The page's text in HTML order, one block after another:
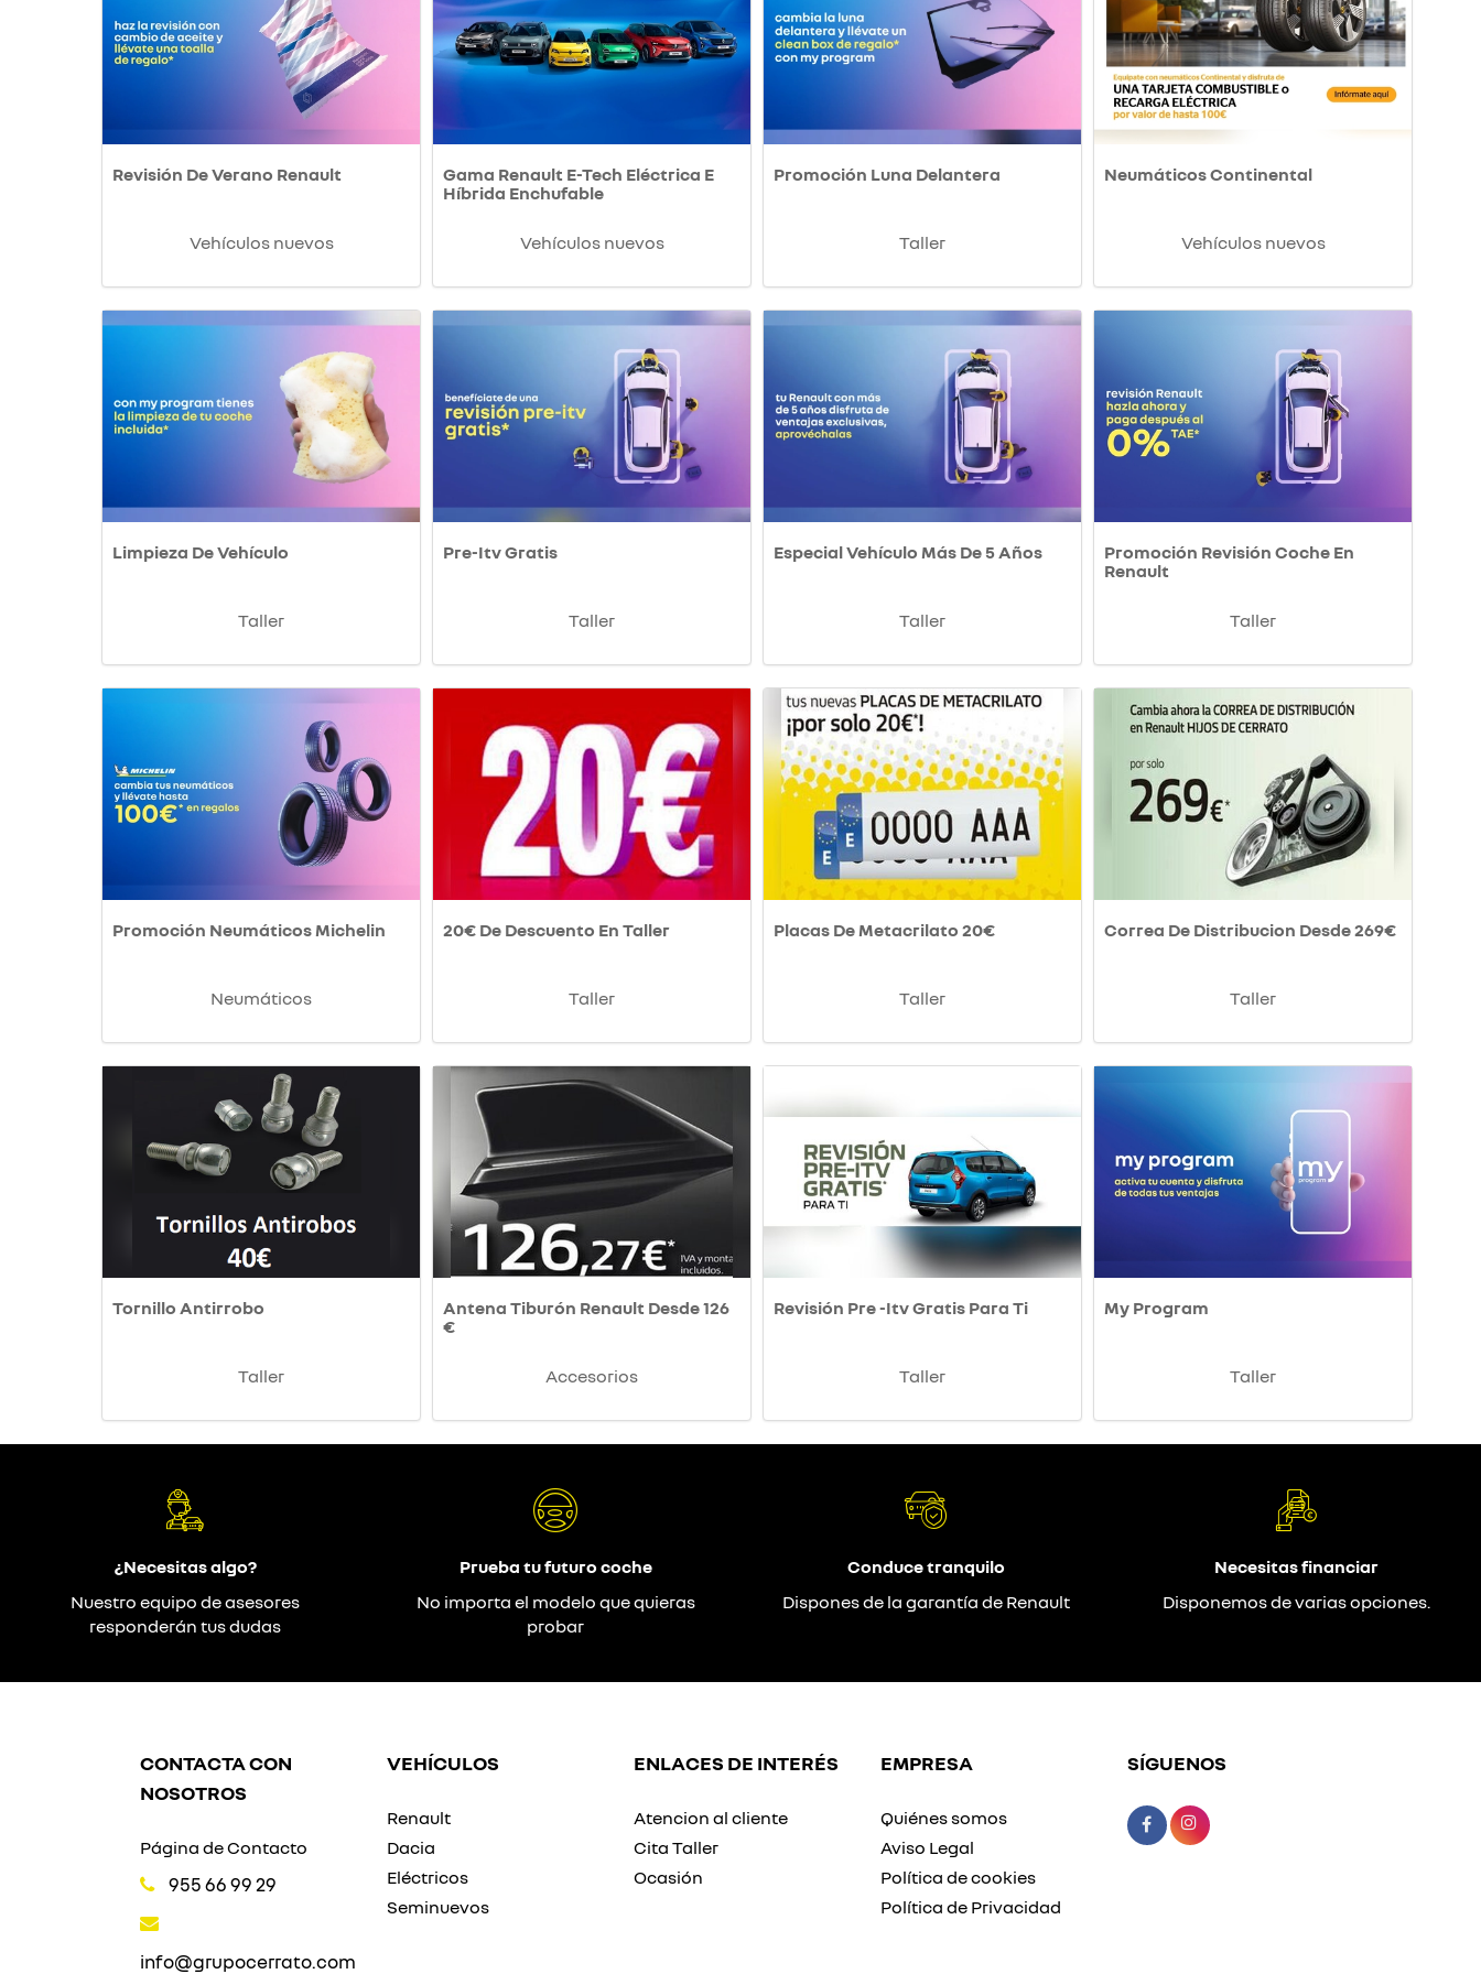
Revisión De Verano Renault
Vehículos nuevos
Gama Renault E-Tech Eléctrica E
Híbrida Enchufable
Vehículos nuevos
Promoción Luna Delantera
Taller
Neumáticos Continental
Vehículos nuevos
Limpieza De Vehículo
Taller
Pre-Itv Gratis
Taller
Especial Vehículo Más De 5 Años
Taller
Promoción Revisión Coche En
Renault
Taller
Promoción Neumáticos Michelin
Neumáticos
20€ De Descuento En Taller
Taller
Placas De Metacrilato 20€
Taller
Correa De Distribucion Desde 269€
Taller
Tornillo Antirrobo
Taller
Antena Tiburón Renault Desde 126
€
Accesorios
Revisión Pre -Itv Gratis Para Ti
Taller
My Program
Taller
¿Necesitas algo?
Nuestro equipo de asesores
responderán tus dudas
Prueba tu futuro coche
No importa el modelo que quieras
probar
Conduce tranquilo
Dispones de la garantía de Renault
Necesitas financiar
Disponemos de varias opciones.
CONTACTA CON
NOSOTROS
Página de Contacto
955 66 99 29
info@grupocerrato.com
VEHÍCULOS
Renault
Dacia
Eléctricos
Seminuevos
ENLACES DE INTERÉS
Atencion al cliente
Cita Taller
Ocasión
EMPRESA
Quiénes somos
Aviso Legal
Política de cookies
Política de Privacidad
SÍGUENOS